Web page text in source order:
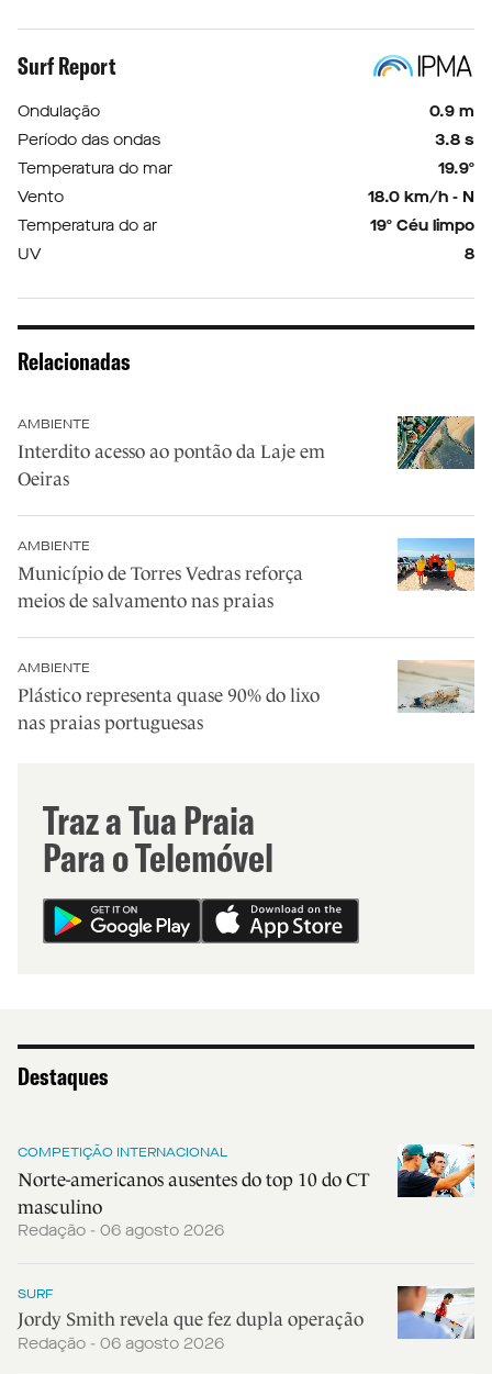
Surf Report
Ondulação
0.9 m
Período das ondas
3.8 s
Temperatura do mar
19.9º
Vento
18.0 km/h - N
Temperatura do ar
19º Céu limpo
UV
8
Relacionadas
AMBIENTE
Interdito acesso ao pontão da Laje em
Oeiras
AMBIENTE
Município de Torres Vedras reforça
meios de salvamento nas praias
AMBIENTE
Plástico representa quase 90% do lixo
nas praias portuguesas
Traz a Tua Praia
Para o Telemóvel
Destaques
COMPETIÇÃO INTERNACIONAL
Norte-americanos ausentes do top 10 do CT
masculino
Redação - 06 agosto 2026
SURF
Jordy Smith revela que fez dupla operação
Redação - 06 agosto 2026